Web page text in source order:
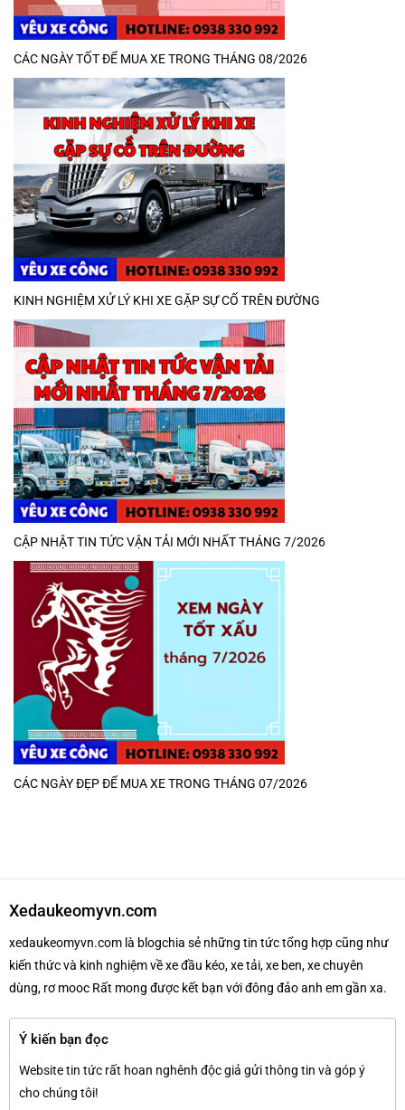
CÁC NGÀY TỐT ĐỂ MUA XE TRONG THÁNG 08/2026
KINH NGHIỆM XỬ LÝ KHI XE GẶP SỰ CỐ TRÊN ĐƯỜNG
CẬP NHẬT TIN TỨC VẬN TẢI MỚI NHẤT THÁNG 7/2026
CÁC NGÀY ĐẸP ĐỂ MUA XE TRONG THÁNG 07/2026
Xedaukeomyvn.com
xedaukeomyvn.com là blogchia sẻ những tin tức tổng hợp cũng như
kiến thức và kinh nghiệm về xe đầu kéo, xe tải, xe ben, xe chuyên
dùng, rơ mooc Rất mong được kết bạn với đông đảo anh em gần xa.
Ý kiến bạn đọc
Website tin tức rất hoan nghênh độc giả gửi thông tin và góp ý
cho chúng tôi!